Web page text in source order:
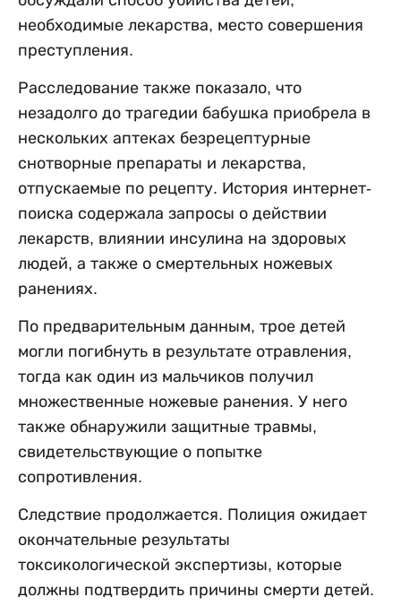
необходимые лекарства, место совершения
преступления.
Расследование также показало, что
незадолго до трагедии бабушка приобрела в
нескольких аптеках безрецептурные
снотворные препараты и лекарства,
отпускаемые по рецепту. История интернет-
поиска содержала запросы о действии
лекарств, влиянии инсулина на здоровых
людей, а также о смертельных ножевых
ранениях.
По предварительным данным, трое детей
могли погибнуть в результате отравления,
тогда как один из мальчиков получил
множественные ножевые ранения. У него
также обнаружили защитные травмы,
свидетельствующие о попытке
сопротивления.
Следствие продолжается. Полиция ожидает
окончательные результаты
токсикологической экспертизы, которые
должны подтвердить причины смерти детей.